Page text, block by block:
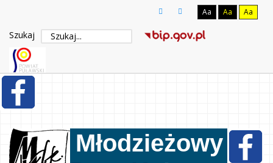
Aa Aa Aa
Szukaj
Młodzieżowy